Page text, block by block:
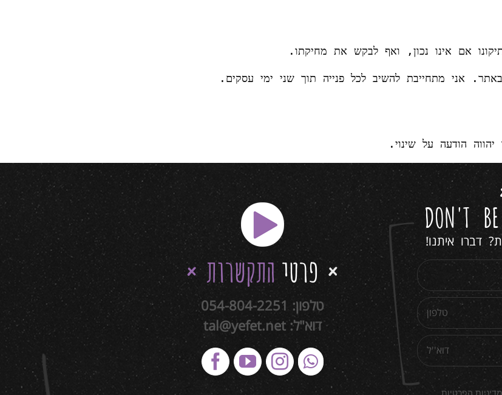
אם אינו נכון, ואף לבקש את מחיקתו.
הודעה על שינוי.
DON'T
דברו איתנו!
הפרטיות
פרטיהתקשרות
טלפון: 054-804-2251
דוא"ל:tal@yefet.net